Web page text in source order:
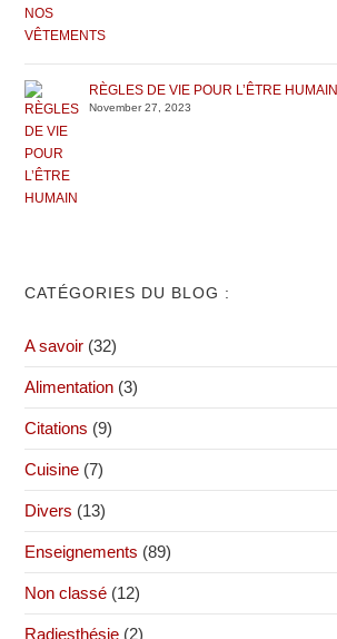
RÈGLES DE VIE POUR L’ÊTRE HUMAIN
November 27, 2023
CATÉGORIES DU BLOG :
A savoir (32)
Alimentation (3)
Citations (9)
Cuisine (7)
Divers (13)
Enseignements (89)
Non classé (12)
Radiesthésie (2)